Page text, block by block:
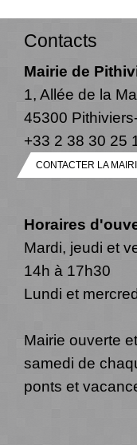
Contacts
Mairie de
1, Allée de la
45300
+33 2 38 30 25
CONTACTER LA
Horaires
Mardi, jeudi et
14h à 17h30
Lundi et
Mairie ouverte
samedi de
ponts et